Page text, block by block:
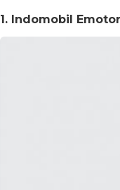
1. Indomobil